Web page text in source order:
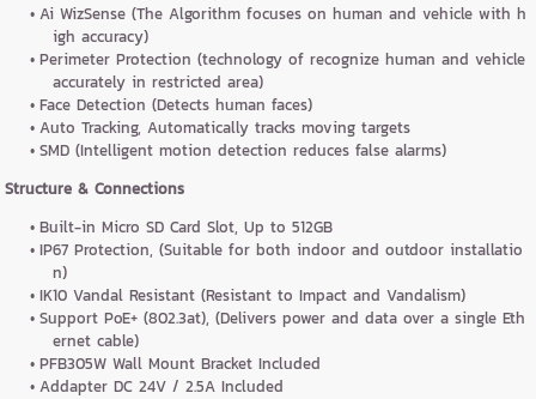
Ai WizSense (The Algorithm focuses on human and vehicle with h
igh accuracy)
Perimeter Protection (technology of recognize human and vehicle
accurately in restricted area)
Face Detection (Detects human faces)
Auto Tracking, Automatically tracks moving targets
SMD (Intelligent motion detection reduces false alarms)
Structure & Connections
Built-in Micro SD Card Slot, Up to 512GB
IP67 Protection, (Suitable for both indoor and outdoor installatio
n)
IK10 Vandal Resistant (Resistant to Impact and Vandalism)
Support PoE+ (802.3at), (Delivers power and data over a single Eth
ernet cable)
PFB305W Wall Mount Bracket Included
Addapter DC 24V / 2.5A Included